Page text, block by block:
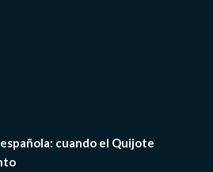
cuando el Quijote